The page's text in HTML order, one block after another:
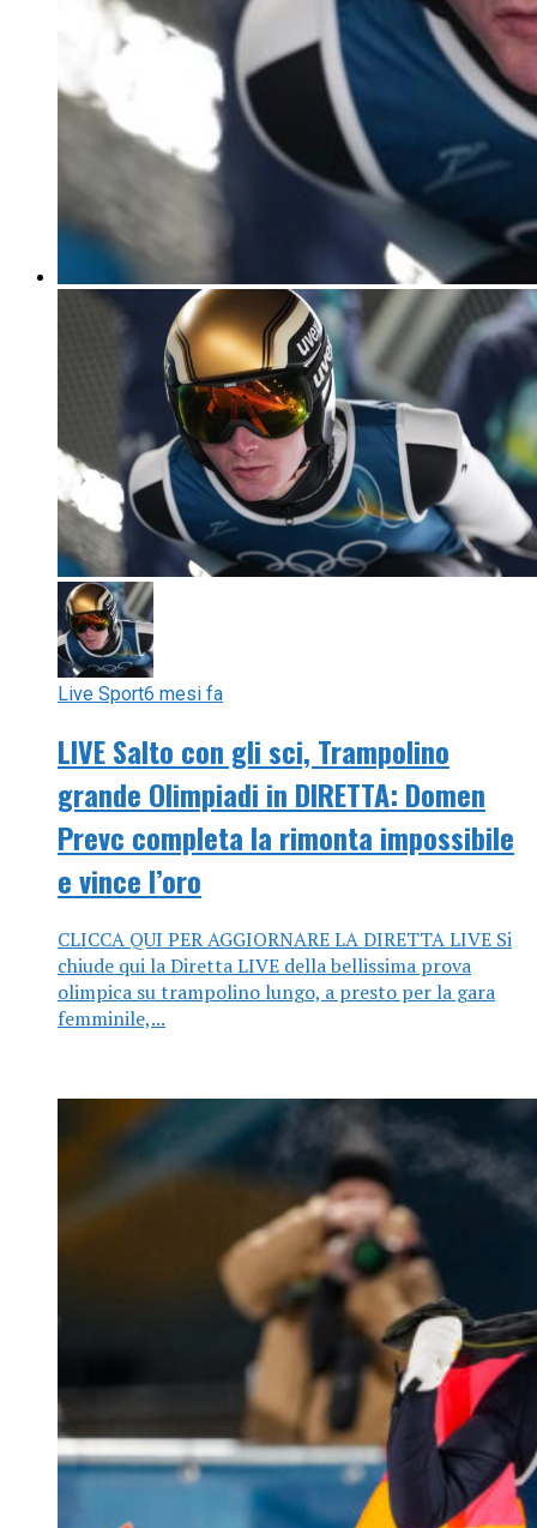
Live Sport6 mesi fa
LIVE Salto con gli sci, Trampolino
grande Olimpiadi in DIRETTA: Domen
Prevc completa la rimonta impossibile
e vince l’oro
CLICCA QUI PER AGGIORNARE LA DIRETTA LIVE Si
chiude qui la Diretta LIVE della bellissima prova
olimpica su trampolino lungo, a presto per la gara
femminile,...